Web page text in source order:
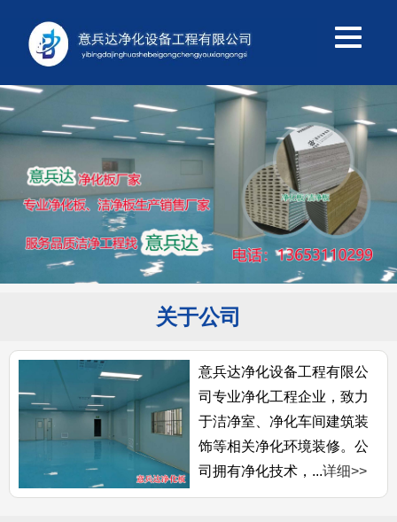
关于公司
意兵达净化设备工程有限公
司专业净化工程企业，致力
于洁净室、净化车间建筑装
饰等相关净化环境装修。公
司拥有净化技术，...详细>>